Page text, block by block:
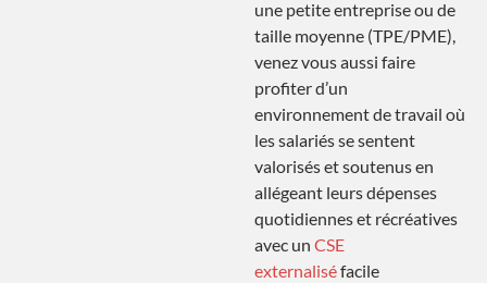
une petite entreprise ou de
taille moyenne (TPE/PME),
venez vous aussi faire
profiter d’un
environnement de travail où
les salariés se sentent
valorisés et soutenus en
allégeant leurs dépenses
quotidiennes et récréatives
avec un CSE
externaliséfacile